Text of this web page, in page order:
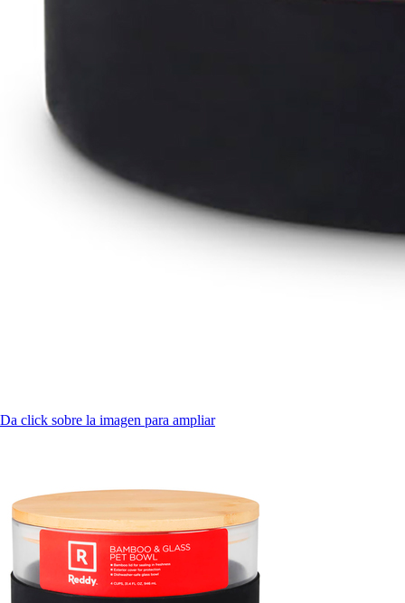
Da click sobre la imagen para ampliar